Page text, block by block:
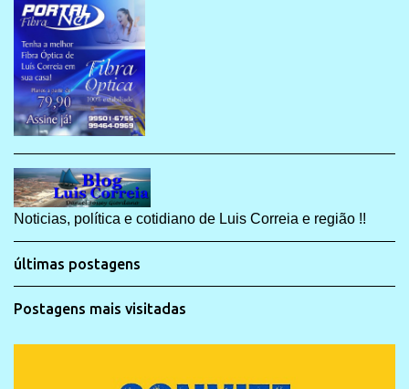
Noticias, política e cotidiano de Luis Correia e região !!
últimas postagens
Postagens mais visitadas